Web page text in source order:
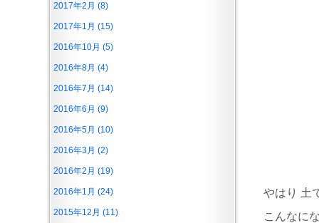
やはり 土
こんなに
2017年2月 (8)
2017年1月 (15)
2016年10月 (5)
2016年8月 (4)
2016年7月 (14)
2016年6月 (9)
2016年5月 (10)
2016年3月 (2)
2016年2月 (19)
2016年1月 (24)
2015年12月 (11)